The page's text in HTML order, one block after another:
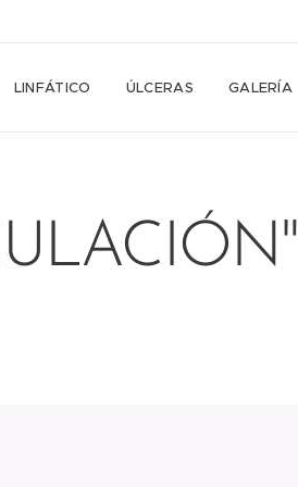
LINFÁTICO ÚLCERAS GALERÍA